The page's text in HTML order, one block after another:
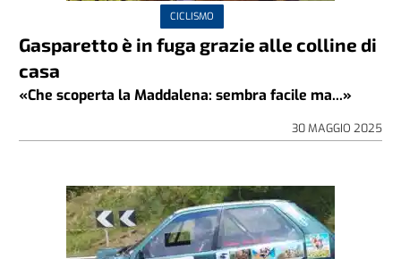
CICLISMO
Gasparetto è in fuga grazie alle colline di
casa
«Che scoperta la Maddalena: sembra facile ma...»
30 MAGGIO 2025